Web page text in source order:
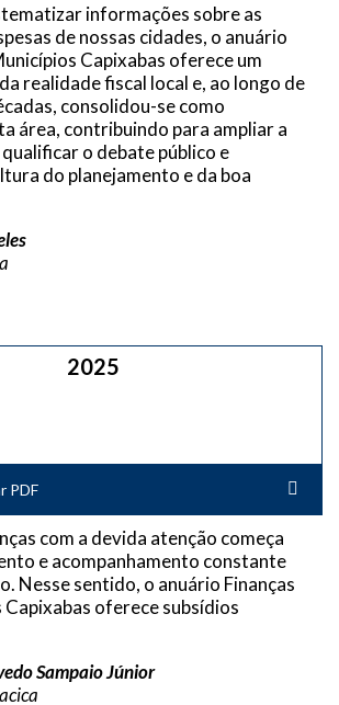
informações sobre as
de nossas cidades, o anuário
Capixabas oferece um
realidade fiscal local e, ao longo de
consolidou-se como
área, contribuindo para ampliar a
o debate público e
do planejamento e da boa
2025
PDF
com a devida atenção começa
e acompanhamento constante
Nesse sentido, o anuário Finanças
oferece subsídios
Sampaio Júnior